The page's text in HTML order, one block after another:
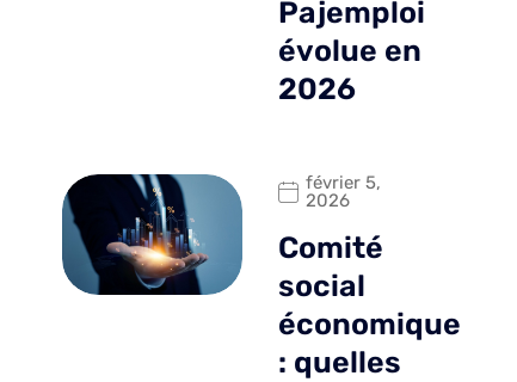
Pajemploi
évolue en
2026
février 5,
2026
Comité
social
économique
: quelles